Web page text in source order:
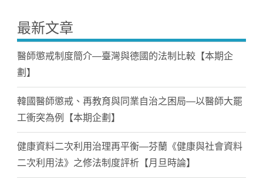
最新文章
醫師懲戒制度簡介—臺灣與德國的法制比較【本期企
劃】
韓國醫師懲戒、再教育與同業自治之困局—以醫師大罷
工衝突為例【本期企劃】
健康資料二次利用治理再平衡—芬蘭《健康與社會資料
二次利用法》之修法制度評析【月旦時論】